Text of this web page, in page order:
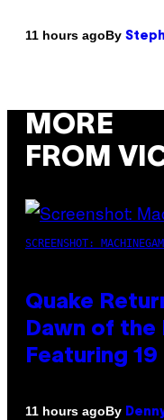
11 hours agoBy
MORE
FROM
SCREENSHOT:
Quake
Dawn of
Featuring
11 hours agoBy